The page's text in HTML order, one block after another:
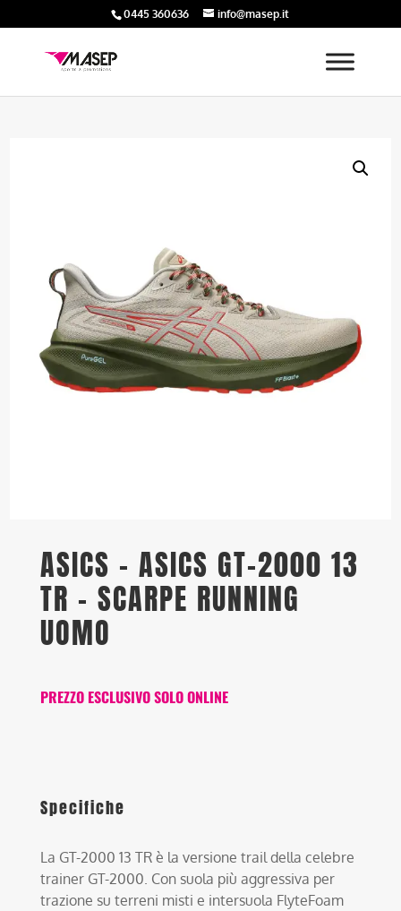
0445 360636 info@masep.it
ASICS – ASICS GT-2000 13
TR – SCARPE RUNNING
UOMO
PREZZO ESCLUSIVO SOLO ONLINE
Specifiche
La GT-2000 13 TR è la versione trail della celebre
trainer GT-2000. Con suola più aggressiva per
trazione su terreni misti e intersuola FlyteFoam